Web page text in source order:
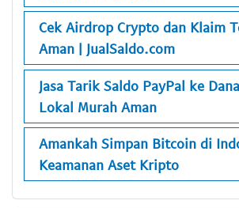
Cek Airdrop Crypto dan Klaim
Aman | JualSaldo.com
Jasa Tarik Saldo PayPal ke
Lokal Murah Aman
Amankah Simpan Bitcoin di
Keamanan Aset Kripto